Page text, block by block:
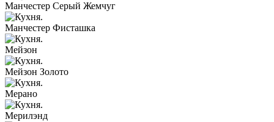
Манчестер Серый Жемчуг
Манчестер Фисташка
Мейзон
Мейзон Золото
Мерано
Мерилэнд